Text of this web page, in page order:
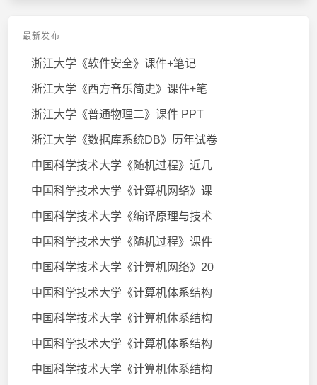
最新发布
浙江大学《软件安全》课件+笔记
浙江大学《西方音乐简史》课件+笔
浙江大学《普通物理二》课件 PPT
浙江大学《数据库系统DB》历年试卷
中国科学技术大学《随机过程》近几
中国科学技术大学《计算机网络》课
中国科学技术大学《编译原理与技术
中国科学技术大学《随机过程》课件
中国科学技术大学《计算机网络》20
中国科学技术大学《计算机体系结构
中国科学技术大学《计算机体系结构
中国科学技术大学《计算机体系结构
中国科学技术大学《计算机体系结构